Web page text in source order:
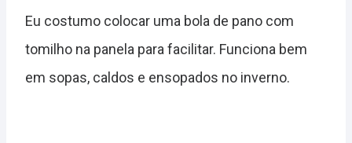
Eu costumo colocar uma bola de pano com
tomilho na panela para facilitar. Funciona bem
em sopas, caldos e ensopados no inverno.